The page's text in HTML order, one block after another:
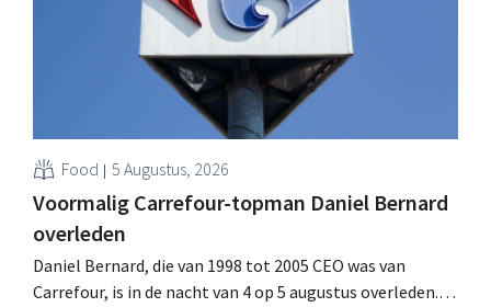
Food 5 Augustus, 2026
Voormalig Carrefour-topman Daniel Bernard
overleden
Daniel Bernard, die van 1998 tot 2005 CEO was van
Carrefour, is in de nacht van 4 op 5 augustus overleden.